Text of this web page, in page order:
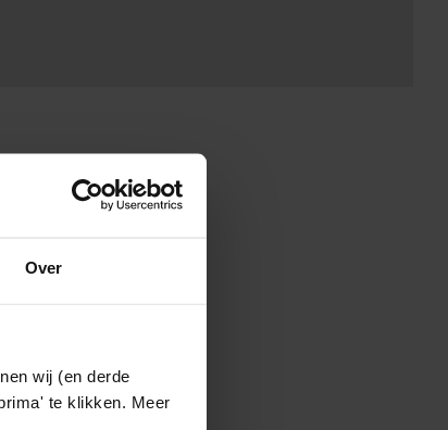
Over
wij (en derde
te klikken. Meer